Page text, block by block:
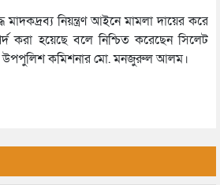
নিয়ন্ত্রণ আইনে মামলা দায়ের করে
করা হয়েছে বলে নিশ্চিত করেছেন সিলেট
উপপুলিশ কমিশনার মো. মনজুরুল আলম।